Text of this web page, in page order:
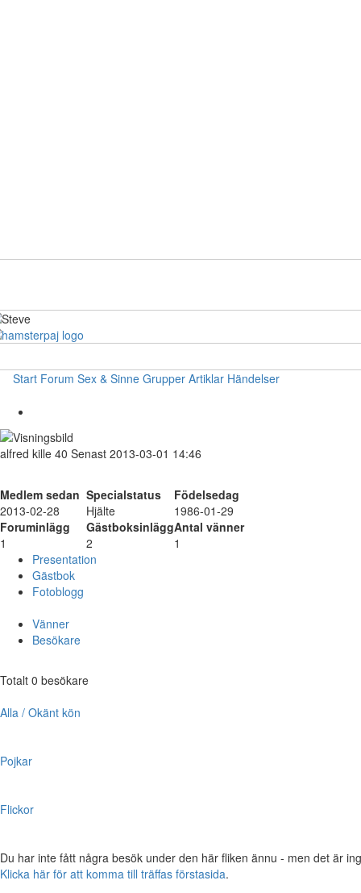
Start Forum Sex & Sinne Grupper Artiklar Händelser
alfred kille 40 Senast 2013-03-01 14:46
Medlem sedan Specialstatus
Födelsedag
2013-02-28
Hjälte
1986-01-29
Foruminlägg
GästboksinläggAntal vänner
1
2
1
Presentation
Gästbok
Fotoblogg
Vänner
Besökare
Totalt 0 besökare
Alla / Okänt kön
Pojkar
Flickor
Du har inte fått några besök under den här fliken ännu - men det är
Klicka här för att komma till träffas förstasida.